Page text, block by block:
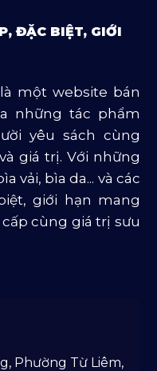
ĐẶC BIỆT, GIỚI
một website bán
những tác phẩm
yêu sách cùng
giá trị. Với những
vải, bìa da... và các
giới hạn mang
cùng giá trị sưu
Phường Từ Liêm,